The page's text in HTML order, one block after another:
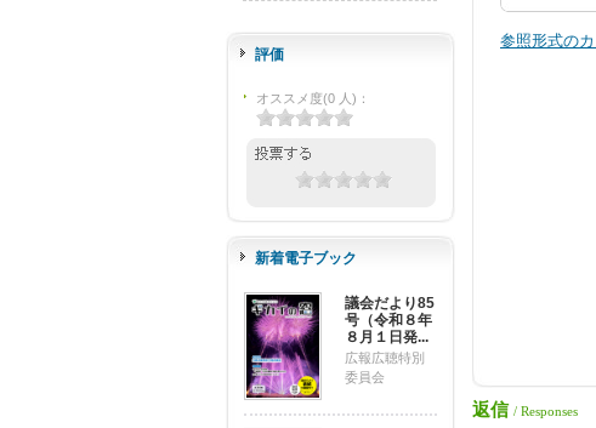
評価
オススメ度(0人) ：
新着電子ブック
議会だより85
号（令和８年
８月１日発...
広報広聴特別
委員会
megazine/
s"
rary.com/
param
p://
p><a
参照形式の
返信 / Responses